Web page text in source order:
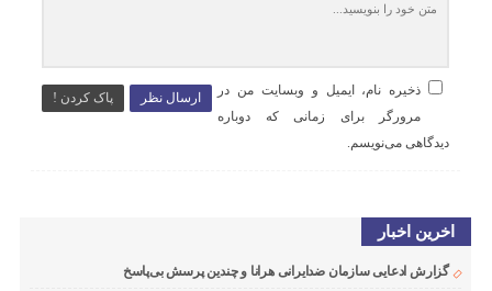
ارسال نظر پاک کردن !
ذخیره نام، ایمیل و وبسایت من در
مرورگر برای زمانی که دوباره
دیدگاهی می‌نویسم.
اخرین اخبار
گزارش ادعایی سازمان ضدایرانی هرانا و چندین پرسش بی‌پاسخ